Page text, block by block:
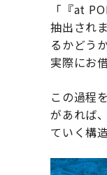
「『at
抽出され
るかどう
実際にお
この過程
があれば
ていく構